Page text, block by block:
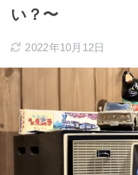
い？〜
2022年10月12日